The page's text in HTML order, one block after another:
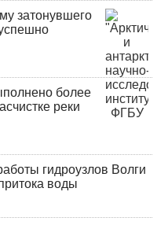
затонувшего
более
реки
гидроузлов Волги
воды